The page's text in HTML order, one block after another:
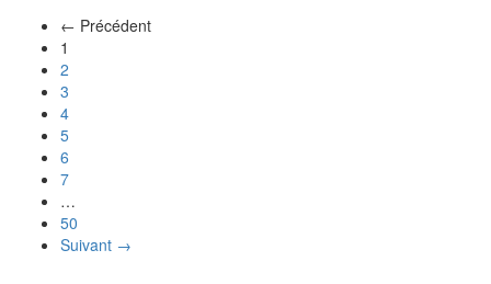
← Précédent
1
2
3
4
5
6
7
…
50
Suivant →